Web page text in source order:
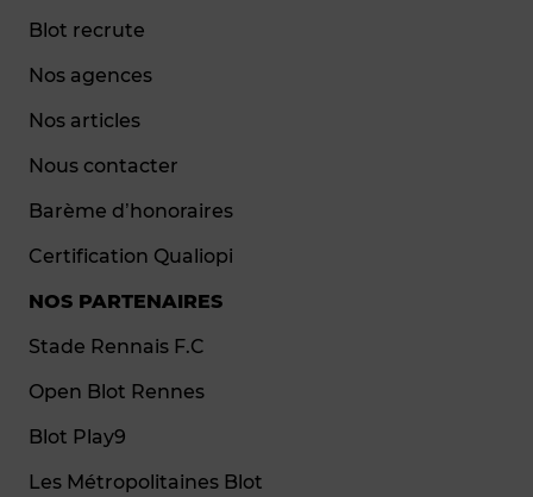
Blot recrute
Nos agences
Nos articles
Nous contacter
Barème d’honoraires
Certification Qualiopi
NOS PARTENAIRES
Stade Rennais F.C
Open Blot Rennes
Blot Play9
Les Métropolitaines Blot